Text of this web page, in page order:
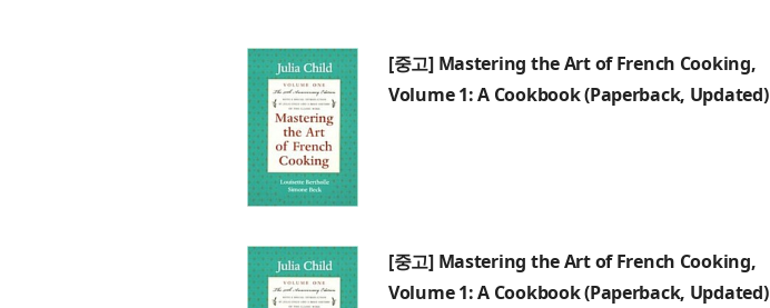
[중고] Mastering the Art of French Cooking,
Volume 1: A Cookbook (Paperback, Updated)
[중고] Mastering the Art of French Cooking,
Volume 1: A Cookbook (Paperback, Updated)